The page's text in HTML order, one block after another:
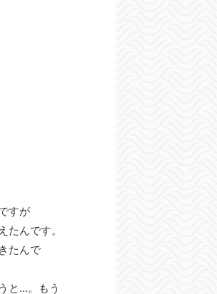
すが
んです。
たんで
と…。もう